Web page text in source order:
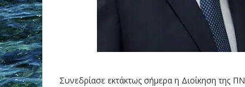
Συνεδρίασε εκτάκτως σήμερα η Διοίκηση της